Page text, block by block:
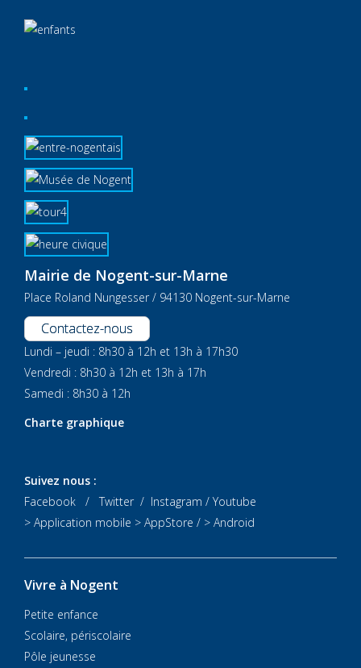
Mairie de Nogent-sur-Marne
Place Roland Nungesser / 94130 Nogent-sur-Marne
Contactez-nous
Lundi – jeudi : 8h30 à 12h et 13h à 17h30
Vendredi : 8h30 à 12h et 13h à 17h
Samedi : 8h30 à 12h
Charte graphique
Suivez nous :
Facebook /Twitter/ Instagram / Youtube
> Application mobile > AppStore / > Android
Vivre à Nogent
Petite enfance
Scolaire, périscolaire
Pôle jeunesse